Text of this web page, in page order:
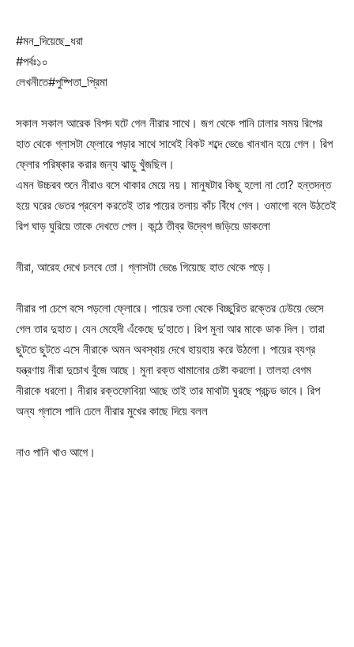
#মন_দিয়েছে_ধরা
#পর্বঃ১০
লেখনীতে#পুষ্পিতা_প্রিমা
সকাল সকাল আরেক বিপদ ঘটে গেল নীরার সাথে। জগ থেকে পানি ঢালার সময় রিপের
হাত থেকে গ্লাসটা ফ্লোরে পড়ার সাথে সাথেই বিকট শব্দে ভেঙে খানখান হয়ে গেল। রিপ
ফ্লোর পরিষ্কার করার জন্য ঝাড়ু খুঁজছিল।
এমন উচ্চরব শুনে নীরাও বসে থাকার মেয়ে নয়। মানুষটার কিছু হলো না তো? হন্তদন্ত
হয়ে ঘরের ভেতর প্রবেশ করতেই তার পায়ের তলায় কাঁচ বিঁধে গেল। ওমাগো বলে উঠতেই
রিপ ঘাড় ঘুরিয়ে তাকে দেখতে পেল। কন্ঠে তীব্র উদ্বেগ জড়িয়ে ডাকলো
নীরা, আরেহ দেখে চলবে তো। গ্লাসটা ভেঙে গিয়েছে হাত থেকে পড়ে।
নীরার পা চেপে বসে পড়লো ফ্লোরে। পায়ের তলা থেকে বিচ্ছুরিত রক্তের ঢেউয়ে ভেসে
গেল তার দুহাত। যেন মেহেদী এঁকেছে দু’হাতে। রিপ মুনা আর মাকে ডাক দিল। তারা
ছুটতে ছুটতে এসে নীরাকে অমন অবস্থায় দেখে হায়হায় করে উঠলো। পায়ের ব্যগ্র
যন্ত্রণায় নীরা দুচোখ বুঁজে আছে। মুনা রক্ত থামানোর চেষ্টা করলো। তালহা বেগম
নীরাকে ধরলো। নীরার রক্তফোবিয়া আছে তাই তার মাথাটা ঘুরছে প্রচন্ড ভাবে। রিপ
অন্য গ্লাসে পানি ঢেলে নীরার মুখের কাছে দিয়ে বলল
নাও পানি খাও আগে।